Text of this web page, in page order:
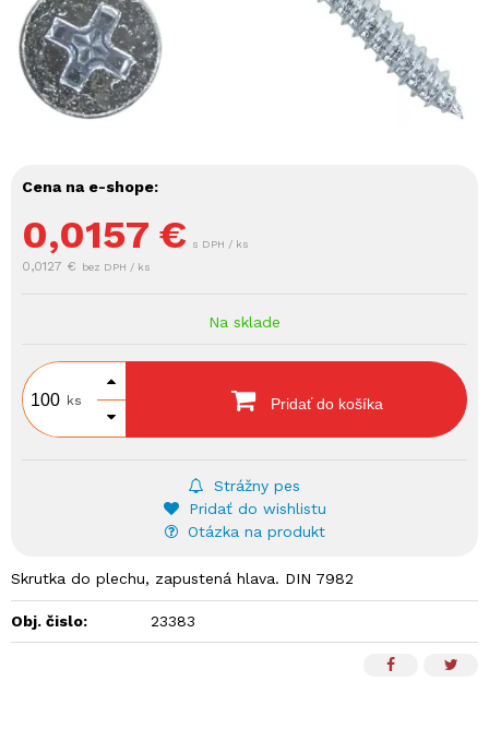
Cena na e-shope:
0,0157 € s DPH / ks
0,0127 € bez DPH / ks
Na sklade
ks Pridať do košíka
Strážny pes
Pridať do wishlistu
Otázka na produkt
Skrutka do plechu, zapustená hlava. DIN 7982
Obj. čislo: 23383